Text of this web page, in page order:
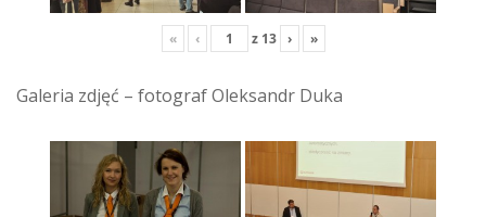
« ‹ z 13 › »
Galeria zdjęć – fotograf Oleksandr Duka